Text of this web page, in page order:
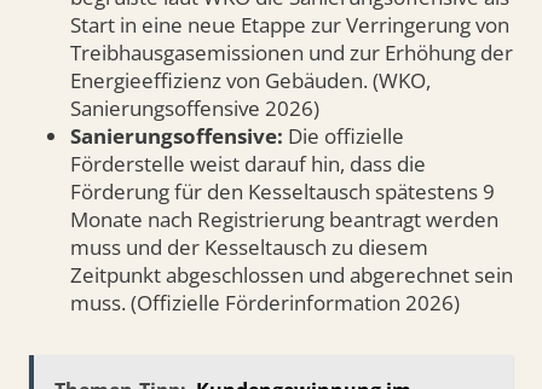
Start in eine neue Etappe zur Verringerung von
Treibhausgasemissionen und zur Erhöhung der
Energieeffizienz von Gebäuden. (WKO,
Sanierungsoffensive 2026)
Sanierungsoffensive: Die offizielle
Förderstelle weist darauf hin, dass die
Förderung für den Kesseltausch spätestens 9
Monate nach Registrierung beantragt werden
muss und der Kesseltausch zu diesem
Zeitpunkt abgeschlossen und abgerechnet sein
muss. (Offizielle Förderinformation 2026)